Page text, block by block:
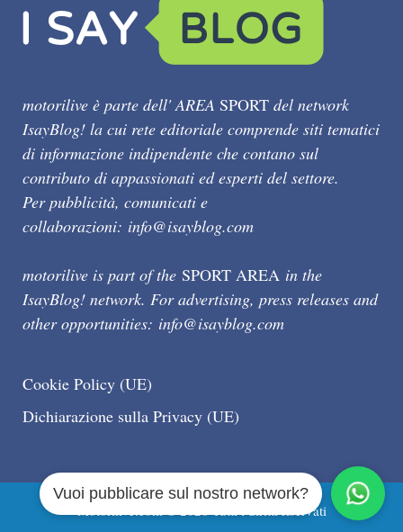
motorilive è parte dell' AREA SPORT del network
IsayBlog! la cui rete editoriale comprende siti tematici
di informazione indipendente che contano sul
contributo di appassionati ed esperti del settore.
Per pubblicità, comunicati e
collaborazioni: info@isayblog.com
motorilive is part of the SPORT AREA in the
IsayBlog! network. For advertising, press releases and
other opportunities: info@isayblog.com
Cookie Policy (UE)
Dichiarazione sulla Privacy (UE)
Motorilive.com © 2026 Tutti i diritti riservati
Vuoi pubblicare sul nostro network?